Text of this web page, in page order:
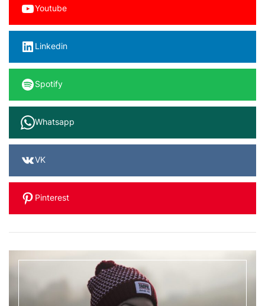
Youtube
Linkedin
Spotify
Whatsapp
VK
Pinterest